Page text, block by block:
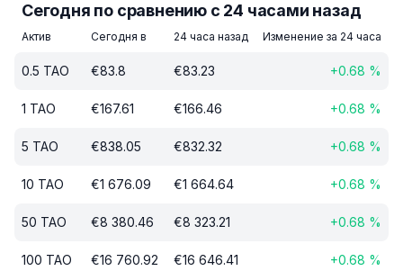
Сегодня по сравнению с 24 часами назад
Актив Сегодня в 24 часа назад Изменение за 24 часа
0.5 TAO €83.8 €83.23 +0.68 %
1 TAO €167.61 €166.46 +0.68 %
5 TAO €838.05 €832.32 +0.68 %
10 TAO €1 676.09 €1 664.64 +0.68 %
50 TAO €8 380.46 €8 323.21 +0.68 %
100 TAO €16 760.92 €16 646.41 +0.68 %